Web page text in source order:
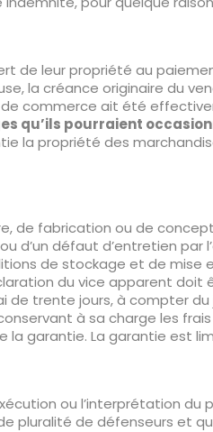
de leur propriété au
la créance originaire du
commerce ait été
qu’ils pourraient
la propriété des
de fabrication ou de
d’un défaut d’entretien
de stockage et de mise
du vice apparent
trente jours, à compter du
à sa charge les
garantie. La garantie est
ou l’interprétation
pluralité de défenseurs et